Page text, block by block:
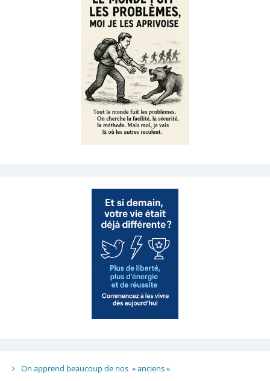
On apprend beaucoup de nos » anciens «